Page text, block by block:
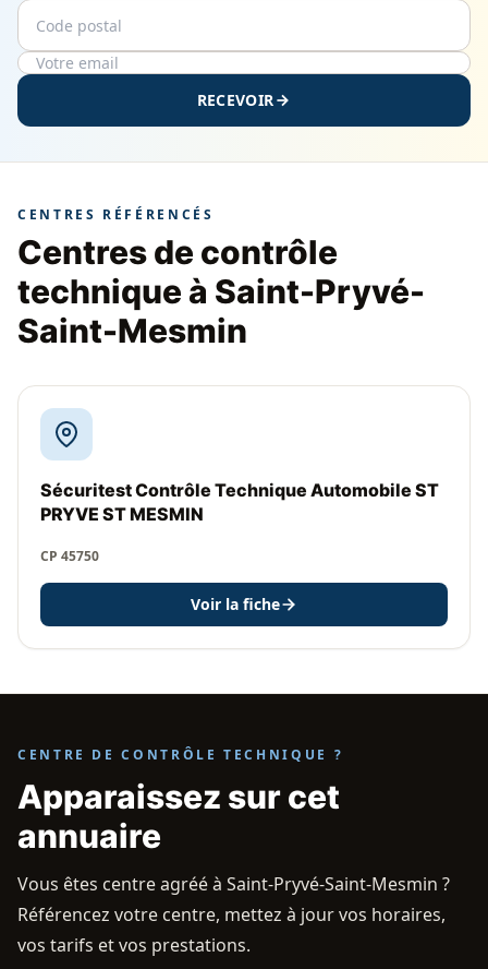
Code postal
Email
RECEVOIR
CENTRES RÉFÉRENCÉS
Centres de contrôle
technique à Saint-Pryvé-
Saint-Mesmin
Sécuritest Contrôle Technique Automobile ST
PRYVE ST MESMIN
CP 45750
Voir la fiche
CENTRE DE CONTRÔLE TECHNIQUE ?
Apparaissez sur cet
annuaire
Vous êtes centre agréé à Saint-Pryvé-Saint-Mesmin ?
Référencez votre centre, mettez à jour vos horaires,
vos tarifs et vos prestations.